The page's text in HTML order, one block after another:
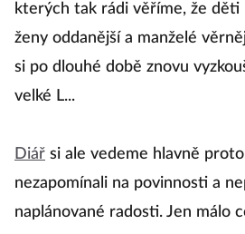
kterých tak rádi věříme, že děti
ženy oddanější a manželé
si po dlouhé době znovu
velké L...
Diář si ale vedeme hlavně
nezapomínali na povinnosti a
naplánované radosti. Jen málo